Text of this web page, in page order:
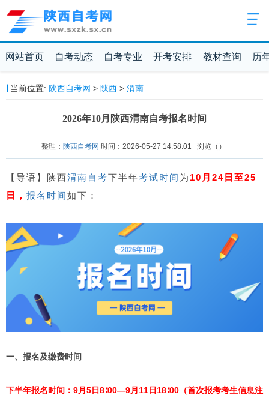
网站首页 自考动态 自考专业 开考安排 教材查询 历
当前位置: 陕西自考网 > 陕西> 渭南
2026年10月陕西渭南自考报名时间
整理： 陕西自考网 时间：2026-05-27 14:58:01 浏览（ ）
【导语】陕西渭南自考下半年考试时间 为 10月24日至25
日， 报名时间如下：
一、 报名及缴费时间
下半年报名时间：9月5日8∶00—9月11日18∶00（首次报考考生信息注